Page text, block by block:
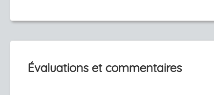
Évaluations et commentaires